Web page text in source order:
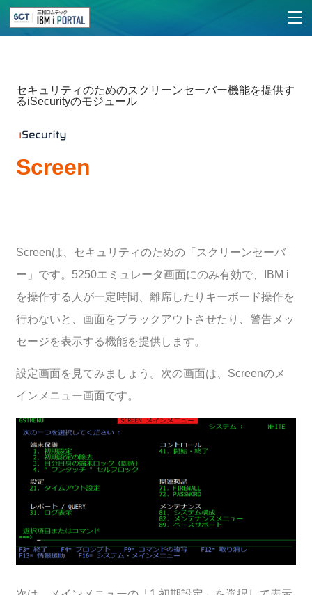
セキュリティのためのスクリーンセーバー機能を提供す
るiSecurityのモジュール
Screen
Screenは、セキュリティのための「スクリーンセーバ
ー」です。5250エミュレータ画面にのみ有効で、IBM i
を操作する人が一定時間、離席したりキーボード操作を
行わないと、画面をブラックアウトさせたり、警告メッ
セージを表示する機能を提供します。
設定画面を見てみましょう。次の画面は、Screenのメ
インメニュー画面です。